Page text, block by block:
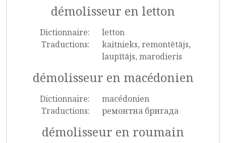
démolisseur en letton
Dictionnaire:
letton
Traductions:
kaitnieks, remontētājs,
laupītājs, marodieris
démolisseur en macédonien
Dictionnaire:
macédonien
Traductions:
ремонтна бригада
démolisseur en roumain